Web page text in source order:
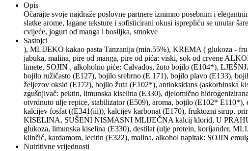
Opis
Očarajte svoje najdraže poslovne partnere iznimno posebnim i
slatke arome, lagane teksture i sofisticirani okusi isprepliću se unutar
cvijeće, jogurt od manga i bosiljka, smokve
Sastojci
), MLIJEKO kakao pasta Tanzanija (min.55%), KREMA ( glukoza -
jabuka, malina, pire od manga, pire od pića: viski, sok od crvene
limete, SOJIN , alkoholno piće: Calvados, žuto bojilo (E104*),
bojilo ružičasto (E127), bojilo srebrno (E 171), bojilo plavo (E133),
željezov oksid (E172), bojilo žuta (E102*), antioksidans (askorbinska
zgušnjivač: pektin, limunska kiselina (E330), djelomično
otvrdnuto ulje repice, stabilizator (E509), aroma, bojilo (E102* E110*),
kalcijev fosfat ((E341(iii)), kalcijev karbonat (E170), fruktozni sirup,
KISELINA, SUŠENI NISMASNI MLIJEČNA kalcij klorid, U
glukoza, limunska kiselina (E330), destilat (ulje protein, korijander,
klinčić, kardamom, lecitin (E322), malina, alkohol napitak: SOJIN
Nutritivne vrijednosti